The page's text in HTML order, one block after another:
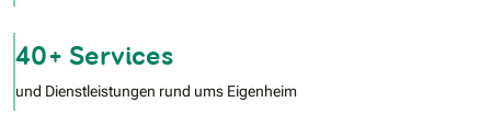
40+ Services
und Dienstleistungen rund ums Eigenheim